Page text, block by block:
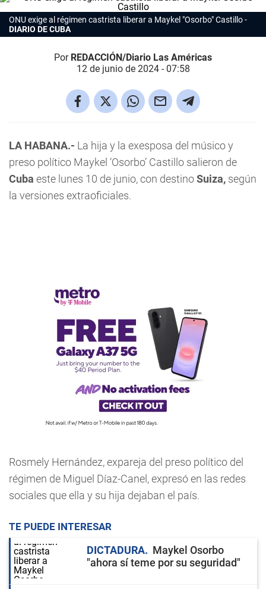
ONU exige al régimen castrista liberar a Maykel "Osorbo" Castillo
DIARIO DE CUBA
Por REDACCIÓN/Diario Las Américas
12 de junio de 2024 - 07:58
LA HABANA.- La hija y la exesposa del músico y
preso político Maykel ‘Osorbo’ Castillo salieron de
Cuba este lunes 10 de junio, con destinoSuiza, según
la versiones extraoficiales.
Rosmely Hernández, expareja del preso político del
régimen de Miguel Díaz-Canel, expresó en las redes
sociales que ella y su hija dejaban el país.
TE PUEDE INTERESAR
DICTADURA
Maykel Osorbo
"ahora sí teme por su seguridad"